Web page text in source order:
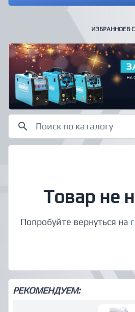
ИЗБРАННОЕВ
Товар не
Попробуйте вернуться на
РЕКОМЕНДУЕМ: